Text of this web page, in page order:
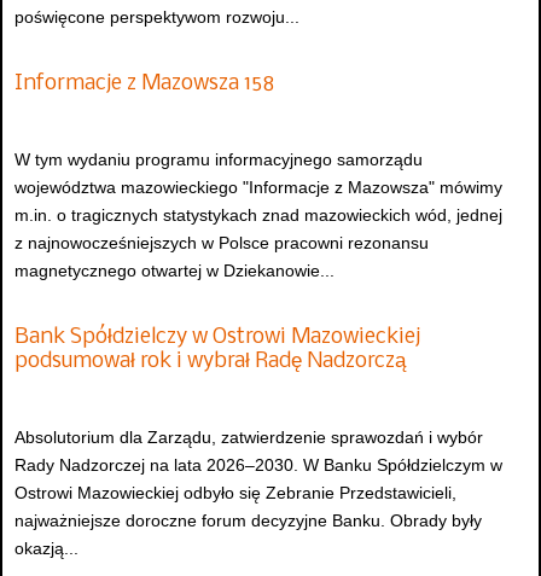
poświęcone perspektywom rozwoju...
Informacje z Mazowsza 158
W tym wydaniu programu informacyjnego samorządu
województwa mazowieckiego "Informacje z Mazowsza" mówimy
m.in. o tragicznych statystykach znad mazowieckich wód, jednej
z najnowocześniejszych w Polsce pracowni rezonansu
magnetycznego otwartej w Dziekanowie...
Bank Spółdzielczy w Ostrowi Mazowieckiej
podsumował rok i wybrał Radę Nadzorczą
Absolutorium dla Zarządu, zatwierdzenie sprawozdań i wybór
Rady Nadzorczej na lata 2026–2030. W Banku Spółdzielczym w
Ostrowi Mazowieckiej odbyło się Zebranie Przedstawicieli,
najważniejsze doroczne forum decyzyjne Banku. Obrady były
okazją...